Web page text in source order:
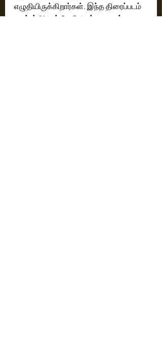
எழுதியிருக்கிறார்கள். இந்த திரைப்படம்
டிசம்பர் 21ஆம் தேதி அன்று உலகம்